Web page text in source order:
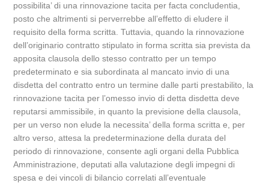
possibilita’ di una rinnovazione tacita per facta concludentia,
posto che altrimenti si perverrebbe all’effetto di eludere il
requisito della forma scritta. Tuttavia, quando la rinnovazione
dell’originario contratto stipulato in forma scritta sia prevista da
apposita clausola dello stesso contratto per un tempo
predeterminato e sia subordinata al mancato invio di una
disdetta del contratto entro un termine dalle parti prestabilito, la
rinnovazione tacita per l’omesso invio di detta disdetta deve
reputarsi ammissibile, in quanto la previsione della clausola,
per un verso non elude la necessita’ della forma scritta e, per
altro verso, attesa la predeterminazione della durata del
periodo di rinnovazione, consente agli organi della Pubblica
Amministrazione, deputati alla valutazione degli impegni di
spesa e dei vincoli di bilancio correlati all’eventuale